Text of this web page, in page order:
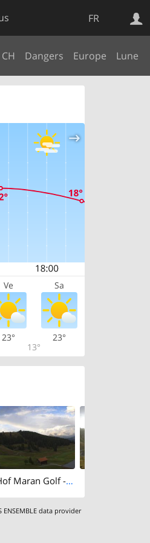
FR
CH Dangers Europe Lune
Ve Sa
23°
13°
23°
Hof Maran Golf -und Sporthotel
ENSEMBLE data provider
Web